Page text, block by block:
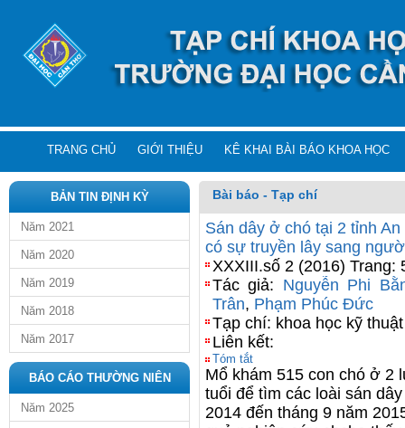
TRANG CHỦ GIỚI THIỆU KÊ KHAI BÀI BÁO KHOA HỌC
BẢN TIN ĐỊNH KỲ
Năm 2021
Năm 2020
Năm 2019
Năm 2018
Năm 2017
BÁO CÁO THƯỜNG NIÊN
Năm 2025
Bài báo - Tạp chí
Sán dây ở chó tại 2 tỉnh
có sự truyền lây sang
XXXIII.số 2 (2016) Trang:
Tác giả: Nguyễn Phi
Trân, Phạm Phúc Đức
Tạp chí: khoa học kỹ
Liên kết:
Tóm tắt
Mổ khám 515 con chó ở 2
tuổi để tìm các loài sán
2014 đến tháng 9 năm